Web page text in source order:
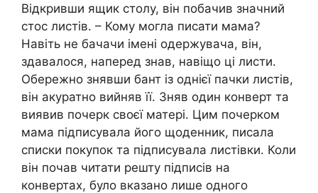
Відкривши ящик столу, він побачив значний
стос листів. – Кому могла писати мама?
Навіть не бачачи імені одержувача, він,
здавалося, наперед знав, навіщо ці листи.
Обережно знявши бант із однієї пачки листів,
він акуратно вийняв її. Зняв один конверт та
виявив почерк своєї матері. Цим почерком
мама підписувала його щоденник, писала
списки покупок та підписувала листівки. Коли
він почав читати решту підписів на
конвертах, було вказано лише одного